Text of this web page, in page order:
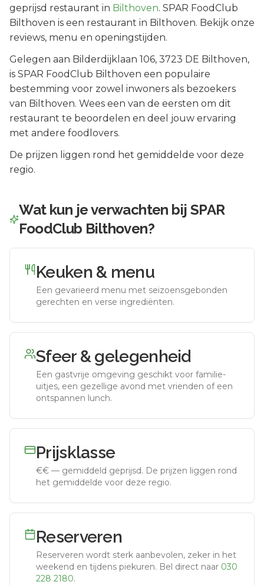
geprijsd restaurant in Bilthoven. SPAR FoodClub
Bilthoven is een restaurant in Bilthoven. Bekijk onze
reviews, menu en openingstijden.
Gelegen aan Bilderdijklaan 106, 3723 DE Bilthoven,
is SPAR FoodClub Bilthoven een populaire
bestemming voor zowel inwoners als bezoekers
van Bilthoven. Wees een van de eersten om dit
restaurant te beoordelen en deel jouw ervaring
met andere foodlovers.
De prijzen liggen rond het gemiddelde voor deze
regio.
Wat kun je verwachten bij SPAR
FoodClub Bilthoven?
Keuken & menu
Een gevarieerd menu met seizoensgebonden
gerechten en verse ingrediënten.
Sfeer & gelegenheid
Een gastvrije omgeving geschikt voor familie-
uitjes, een gezellige avond met vrienden of een
ontspannen lunch.
Prijsklasse
€€ — gemiddeld geprijsd. De prijzen liggen rond
het gemiddelde voor deze regio.
Reserveren
Reserveren wordt sterk aanbevolen, zeker in het
weekend en tijdens piekuren. Bel direct naar 030
228 2180.